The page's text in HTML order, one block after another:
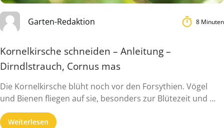
Garten-Redaktion 8 Minuten
Kornelkirsche schneiden – Anleitung –
Dirndlstrauch, Cornus mas
Die Kornelkirsche blüht noch vor den Forsythien. Vögel
und Bienen fliegen auf sie, besonders zur Blütezeit und ...
Weiterlesen